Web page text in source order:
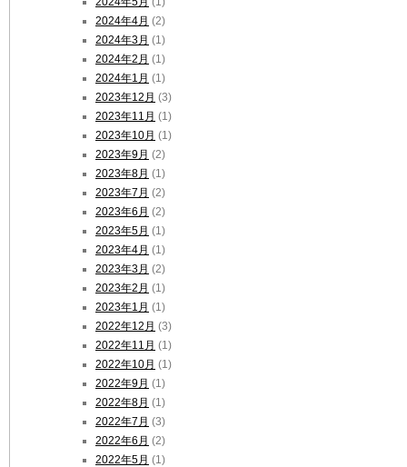
2024年4月 (2)
2024年3月 (1)
2024年2月 (1)
2024年1月 (1)
2023年12月 (3)
2023年11月 (1)
2023年10月 (1)
2023年9月 (2)
2023年8月 (1)
2023年7月 (2)
2023年6月 (2)
2023年5月 (1)
2023年4月 (1)
2023年3月 (2)
2023年2月 (1)
2023年1月 (1)
2022年12月 (3)
2022年11月 (1)
2022年10月 (1)
2022年9月 (1)
2022年8月 (1)
2022年7月 (3)
2022年6月 (2)
2022年5月 (1)